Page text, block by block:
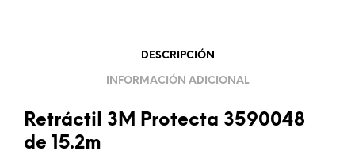
DESCRIPCIÓN
INFORMACIÓN ADICIONAL
Retráctil 3M Protecta 3590048
de 15.2m